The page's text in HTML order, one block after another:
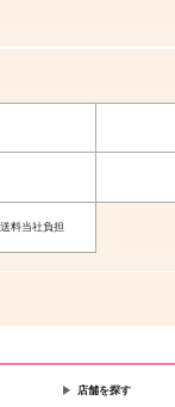
SKY TUNE PAPA
メガキノ
サンプル
料当社負担
店舗を探す